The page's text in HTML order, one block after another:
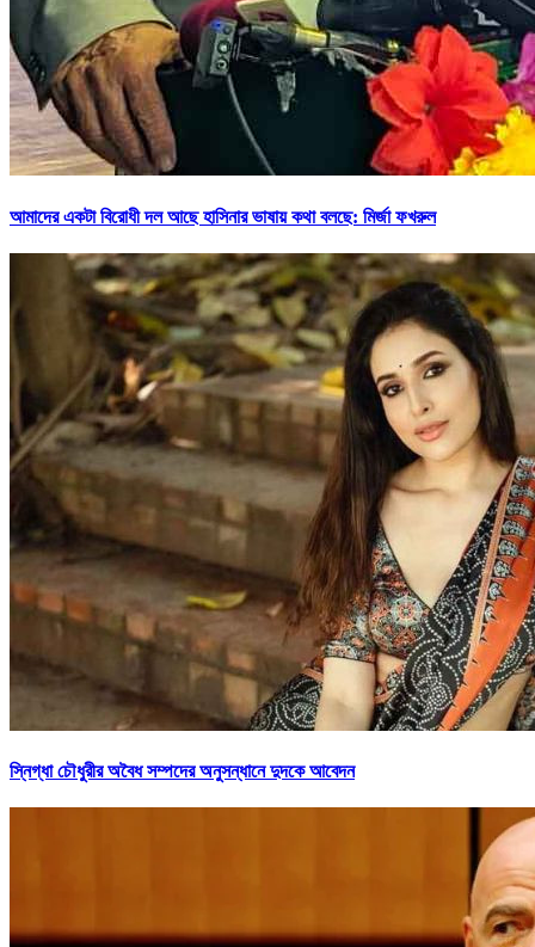
আমাদের একটা বিরোধী দল আছে হাসিনার ভাষায় কথা বলছে: মির্জা ফখরুল
স্নিগ্ধা চৌধুরীর অবৈধ সম্পদের অনুসন্ধানে দুদকে আবেদন